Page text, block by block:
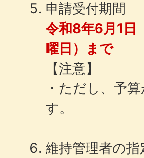
申請受付期間
令和8年6月1日
曜日）まで
【注意】
・ただし、予
す。
維持管理者の指